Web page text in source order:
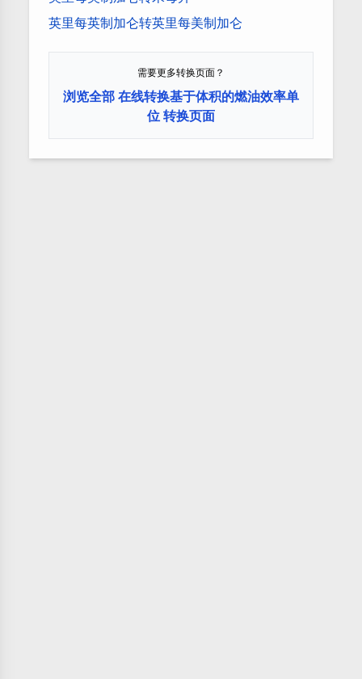
英里每英制加仑转英里每美制加仑
需要更多转换页面？
浏览全部 在线转换基于体积的燃油效率单
位 转换页面